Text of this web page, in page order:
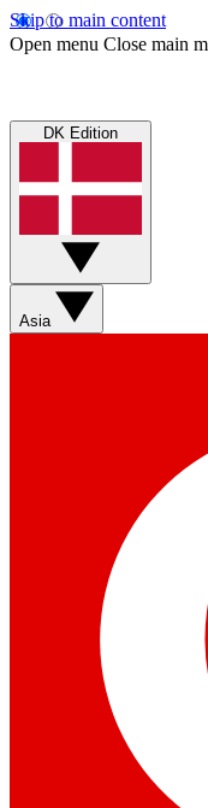
Skip to main content
Open menu Close main
DK Edition
Asia